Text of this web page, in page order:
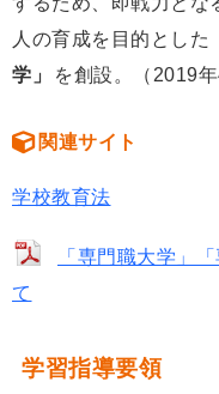
人の育成を目的とした
学」
を創設。（2019
関連サイト
学校教育法
「専門職大学」
て
学習指導要領